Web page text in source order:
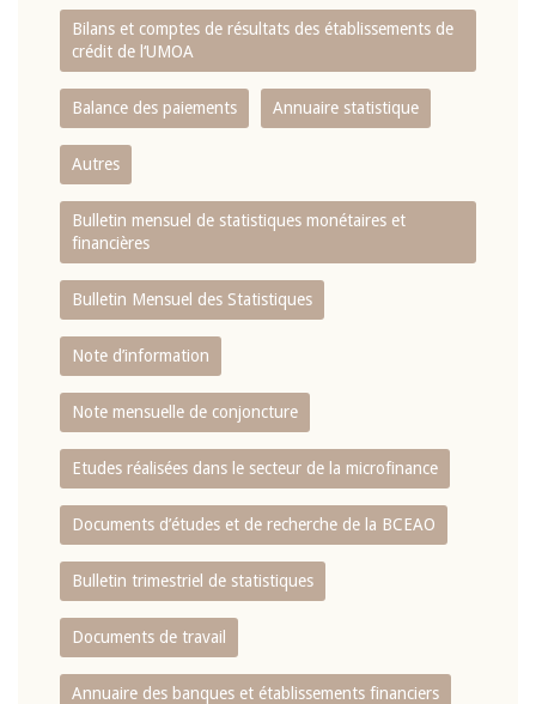
Bilans et comptes de résultats des établissements de
crédit de l‘UMOA
Balance des paiements Annuaire statistique
Autres
Bulletin mensuel de statistiques monétaires et
financières
Bulletin Mensuel des Statistiques
Note d’information
Note mensuelle de conjoncture
Etudes réalisées dans le secteur de la microfinance
Documents d’études et de recherche de la BCEAO
Bulletin trimestriel de statistiques
Documents de travail
Annuaire des banques et établissements financiers